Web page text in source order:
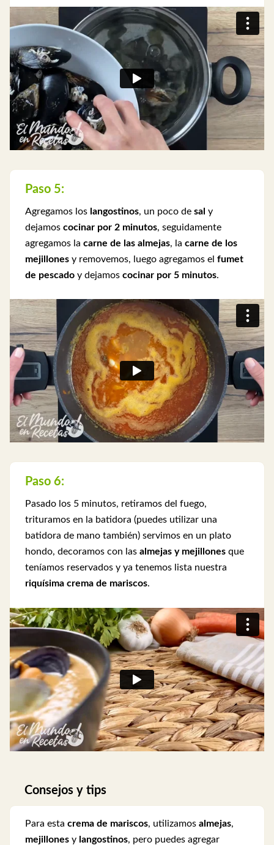
Paso 5:
Agregamos los langostinos, un poco de sal y
dejamos cocinar por 2 minutos, seguidamente
agregamos la carne de las almejas, la carne de los
mejillones y removemos, luego agregamos el fumet
de pescado y dejamos cocinar por 5 minutos.
Paso 6:
Pasado los 5 minutos, retiramos del fuego,
trituramos en la batidora (puedes utilizar una
batidora de mano también) servimos en un plato
hondo, decoramos con las almejas y mejillones que
teníamos reservados y ya tenemos lista nuestra
riquísima crema de mariscos.
Consejos y tips
Para esta crema de mariscos, utilizamos almejas,
mejillones y langostinos, pero puedes agregar